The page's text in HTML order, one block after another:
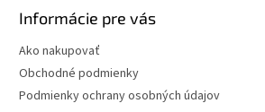
Informácie pre vás
Ako nakupovať
Obchodné podmienky
Podmienky ochrany osobných údajov